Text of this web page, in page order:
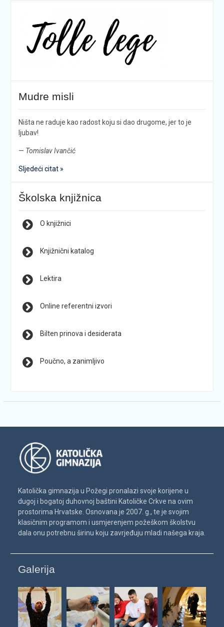
Mudre misli
Ništa ne raduje kao radost koju si dao drugome, jer to je
ljubav!
— Tomislav Ivančić
Sljedeći citat »
Školska knjižnica
O knjižnici
Knjižnični katalog
Lektira
Online referentni izvori
Bilten prinova i desiderata
Poučno, a zanimljivo
Katolička gimnazija u Požegi pronalazi svoje korijene u
dugoj i bogatoj duhovnoj baštini Katoličke Crkve na ovim
prostorima Hrvatske. Osnovana je 2007. g., te je svojim
klasičnim programom i usmjerenjem požeškom školstvu
dala onu potrebnu širinu koju zavrjeđuju mladi našega kraja.
Galerija